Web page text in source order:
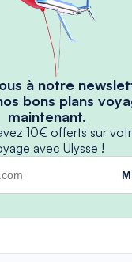
à notre
bons plans
maintenant.
10€ offerts sur
avec Ulysse !